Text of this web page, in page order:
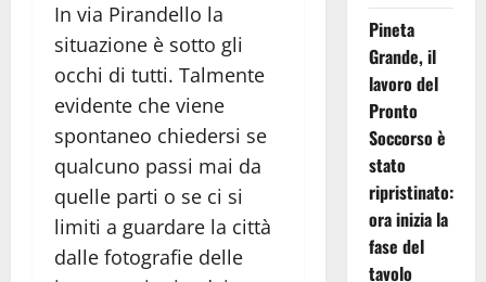
In via Pirandello la
situazione è sotto gli
occhi di tutti. Talmente
evidente che viene
spontaneo chiedersi se
qualcuno passi mai da
quelle parti o se ci si
limiti a guardare la città
dalle fotografie delle
Pineta
Grande, il
lavoro del
Pronto
Soccorso è
stato
ripristinato:
ora inizia la
fase del
tavolo